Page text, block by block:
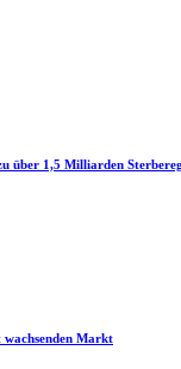
über 1,5 Milliarden
wachsenden Markt